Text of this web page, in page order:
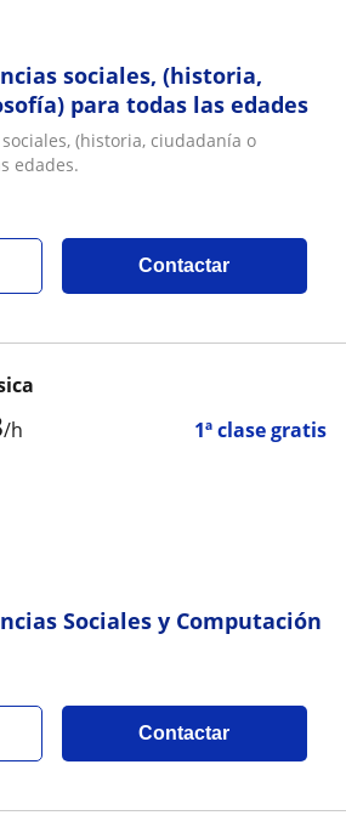
sociales, (historia,
para todas las edades
(historia, ciudadanía o
edades.
Contactar
/h 1ª clase gratis
Sociales y Computación
Contactar